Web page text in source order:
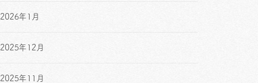
2026年1月
2025年12月
2025年11月